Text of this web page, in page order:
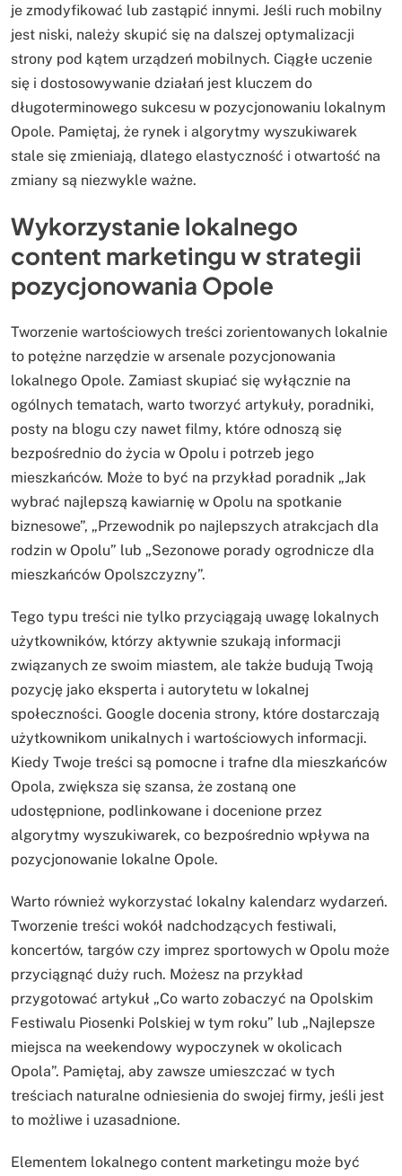
je zmodyfikować lub zastąpić innymi. Jeśli ruch mobilny
jest niski, należy skupić się na dalszej optymalizacji
strony pod kątem urządzeń mobilnych. Ciągłe uczenie
się i dostosowywanie działań jest kluczem do
długoterminowego sukcesu w pozycjonowaniu lokalnym
Opole. Pamiętaj, że rynek i algorytmy wyszukiwarek
stale się zmieniają, dlatego elastyczność i otwartość na
zmiany są niezwykle ważne.
Wykorzystanie lokalnego
content marketingu w strategii
pozycjonowania Opole
Tworzenie wartościowych treści zorientowanych lokalnie
to potężne narzędzie w arsenale pozycjonowania
lokalnego Opole. Zamiast skupiać się wyłącznie na
ogólnych tematach, warto tworzyć artykuły, poradniki,
posty na blogu czy nawet filmy, które odnoszą się
bezpośrednio do życia w Opolu i potrzeb jego
mieszkańców. Może to być na przykład poradnik „Jak
wybrać najlepszą kawiarnię w Opolu na spotkanie
biznesowe”, „Przewodnik po najlepszych atrakcjach dla
rodzin w Opolu” lub „Sezonowe porady ogrodnicze dla
mieszkańców Opolszczyzny”.
Tego typu treści nie tylko przyciągają uwagę lokalnych
użytkowników, którzy aktywnie szukają informacji
związanych ze swoim miastem, ale także budują Twoją
pozycję jako eksperta i autorytetu w lokalnej
społeczności. Google docenia strony, które dostarczają
użytkownikom unikalnych i wartościowych informacji.
Kiedy Twoje treści są pomocne i trafne dla mieszkańców
Opola, zwiększa się szansa, że zostaną one
udostępnione, podlinkowane i docenione przez
algorytmy wyszukiwarek, co bezpośrednio wpływa na
pozycjonowanie lokalne Opole.
Warto również wykorzystać lokalny kalendarz wydarzeń.
Tworzenie treści wokół nadchodzących festiwali,
koncertów, targów czy imprez sportowych w Opolu może
przyciągnąć duży ruch. Możesz na przykład
przygotować artykuł „Co warto zobaczyć na Opolskim
Festiwalu Piosenki Polskiej w tym roku” lub „Najlepsze
miejsca na weekendowy wypoczynek w okolicach
Opola”. Pamiętaj, aby zawsze umieszczać w tych
treściach naturalne odniesienia do swojej firmy, jeśli jest
to możliwe i uzasadnione.
Elementem lokalnego content marketingu może być